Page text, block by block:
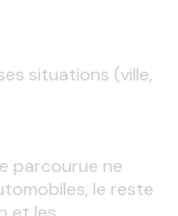
situations (ville,
parcourue ne
le reste